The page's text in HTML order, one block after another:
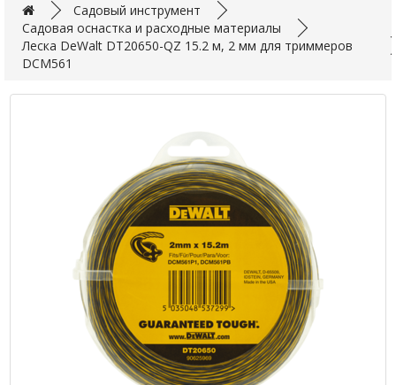
Садовый инструмент
Садовая оснастка и расходные материалы
Леска DeWalt DT20650-QZ 15.2 м, 2 мм для триммеров
DCM561